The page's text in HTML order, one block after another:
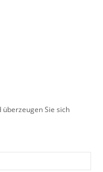
überzeugen Sie sich